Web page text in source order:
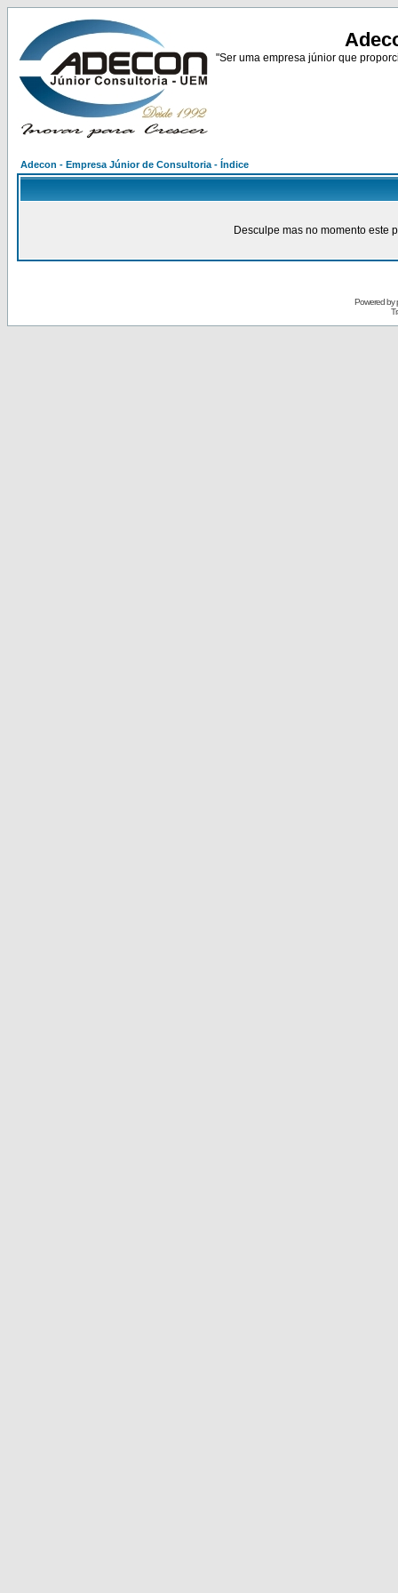
"Ser uma empresa júnior que
Adecon - Empresa Júnior de Consultoria - Índice
Desculpe mas no momento este
Powered by